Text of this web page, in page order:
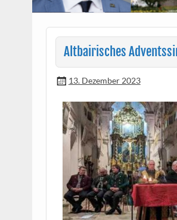
Altbairisches
13. Dezember 2023